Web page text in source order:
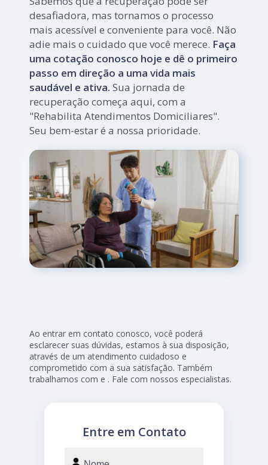
desafiadora, mas tornamos o processo
mais acessível e conveniente para você. Não
adie mais o cuidado que você merece. Faça
uma cotação conosco hoje e dê o primeiro
passo em direção a uma vida mais
saudável e ativa. Sua jornada de
recuperação começa aqui, com a
"Rehabilita Atendimentos Domiciliares".
Seu bem-estar é a nossa prioridade.
Ao entrar em contato conosco, você poderá
esclarecer suas dúvidas, estamos à sua disposição,
através de um atendimento cuidadoso e
comprometido com a sua satisfação. Também
trabalhamos com e . Fale com nossos especialistas.
Entre em Contato